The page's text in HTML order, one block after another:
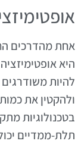
אחת מהדרכים
היא
להיות
ולהקטין את
בטכנולוגיות
תלת-ממדיים